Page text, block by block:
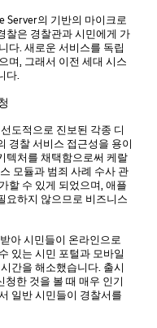
Server의 기반의 마이크로
찰은 경찰관과 시민에게 가
다. 새로운 서비스를 독립
며, 그래서 이전 세대 시스
다.
도적으로 진보된 각종 디
경찰 서비스 접근성을 용이
텍처를 채택함으로써 케랄
모듈과 범죄 사례 수사 관
할 수 있게 되었으며, 애플
요하지 않으므로 비즈니스
아 시민들이 온라인으로
있는 시민 포털과 모바일
간을 해소했습니다. 출시
한 것을 볼 때 매우 인기
일반 시민들이 경찰서를